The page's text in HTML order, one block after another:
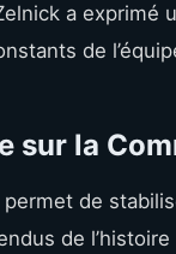
a
de
sur la
de
de